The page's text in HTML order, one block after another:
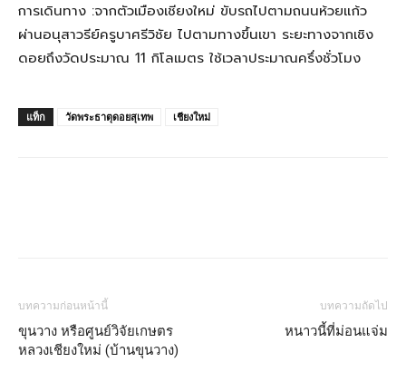
การเดินทาง :จากตัวเมืองเชียงใหม่ ขับรถไปตามถนนห้วยแก้ว
ผ่านอนุสาวรีย์ครูบาศรีวิชัย ไปตามทางขึ้นเขา ระยะทางจากเชิง
ดอยถึงวัดประมาณ 11 กิโลเมตร ใช้เวลาประมาณครึ่งชั่วโมง
แท็ก วัดพระธาตุดอยสุเทพ เชียงใหม่
บทความก่อนหน้านี้
ขุนวาง หรือศูนย์วิจัยเกษตร
หลวงเชียงใหม่ (บ้านขุนวาง)
บทความถัดไป
หนาวนี้ที่ม่อนแจ่ม